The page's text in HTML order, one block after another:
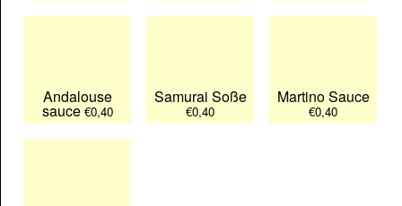
Andalouse
sauce €0,40
Samurai Soße
€0,40
Martino Sauce
€0,40